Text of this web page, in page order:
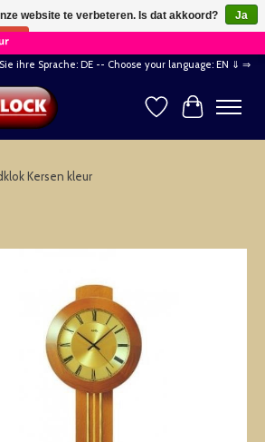
Reviews ×
ihre Sprache: DE -- Choose your language: EN ⇓ ⇒
Verlanglijst
Kersen kleur
website te verbeteren. Is dat akkoord?
Ja